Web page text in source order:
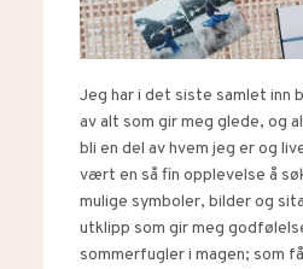
Jeg har i det siste samlet inn
av alt som gir meg glede, og
bli en del av hvem jeg er og
vært en så fin opplevelse å
mulige symboler, bilder og
utklipp som gir meg
sommerfugler i magen; som